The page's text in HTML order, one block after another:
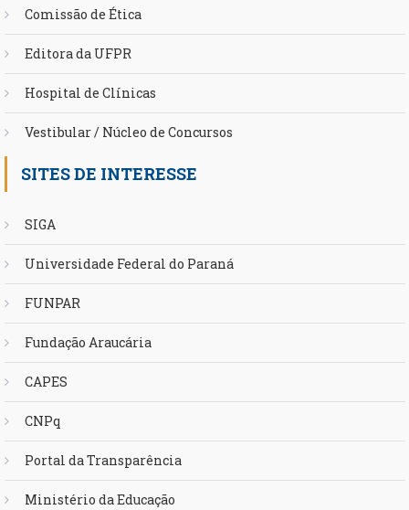
Comissão de Ética
Editora da UFPR
Hospital de Clínicas
Vestibular / Núcleo de Concursos
SITES DE INTERESSE
SIGA
Universidade Federal do Paraná
FUNPAR
Fundação Araucária
CAPES
CNPq
Portal da Transparência
Ministério da Educação